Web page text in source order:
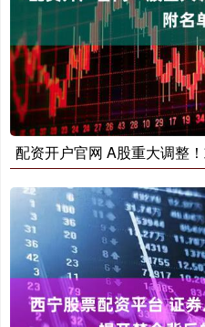
配资开户官网 A股重大调整